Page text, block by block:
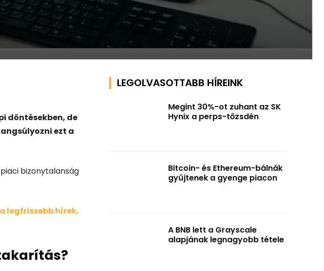
döntésekben, de
ezt a
bizonytalanság
legfrissebb hírek,
LEGOLVASOTTABB HÍREINK
Megint 30%-ot zuhant az SK
Hynix a perps-tőzsdén
Bitcoin- és Ethereum-bálnák
gyűjtenek a gyenge piacon
A BNB lett a Grayscale
alapjának legnagyobb tétele